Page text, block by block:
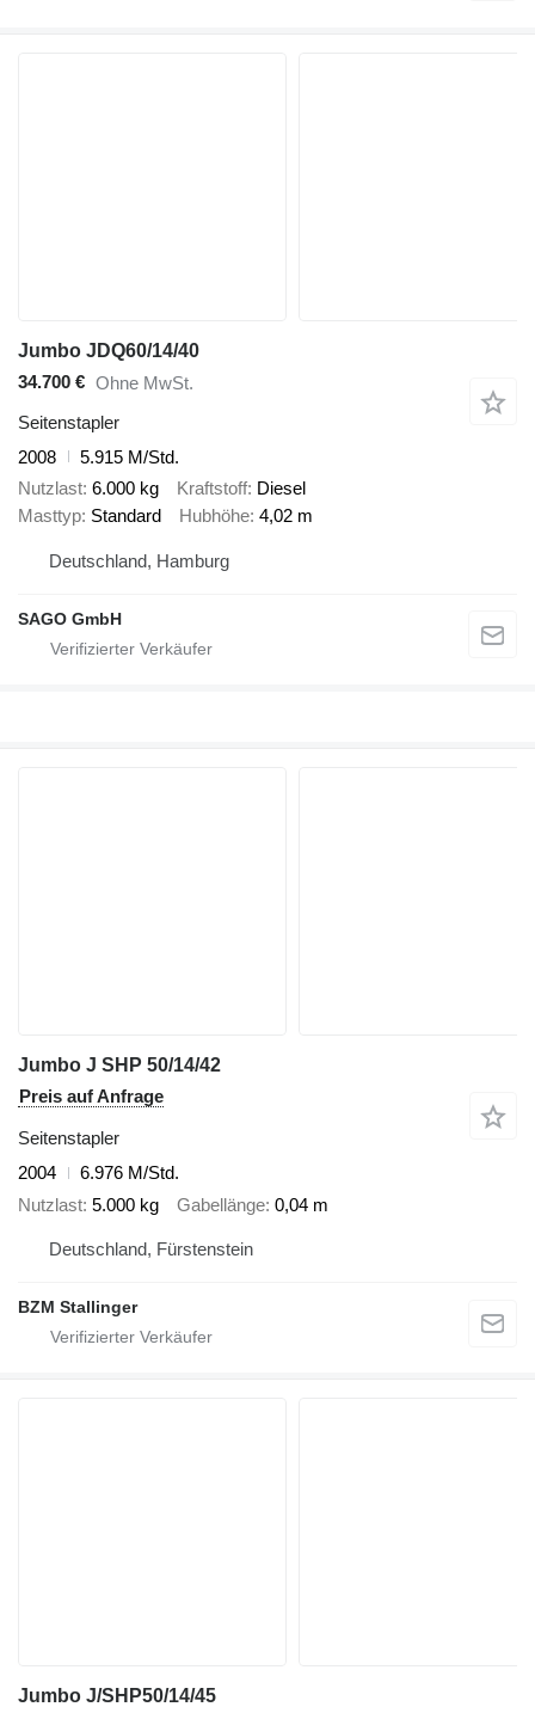
Jumbo JDQ60/14/40
34.700 € Ohne MwSt.
Seitenstapler
2008
5.915 M/Std.
Nutzlast 6.000 kg Kraftstoff Diesel
Masttyp Standard Hubhöhe 4,02 m
Deutschland, Hamburg
SAGO GmbH
Jumbo J SHP 50/14/42
Preis auf Anfrage
Seitenstapler
2004
6.976 M/Std.
Nutzlast 5.000 kg Gabellänge 0,04 m
Deutschland, Fürstenstein
BZM Stallinger
Jumbo J/SHP50/14/45